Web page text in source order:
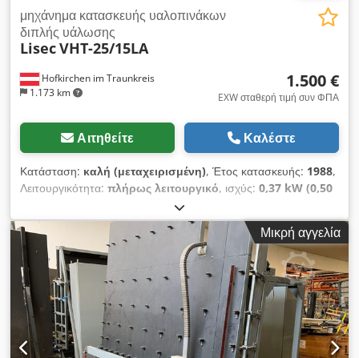
Hofkirchen im Traunkreis
1.173 km
μηχάνημα κατασκευής υαλοπινάκων
διπλής υάλωσης
LisecVHT-25/15LA
1.500 €
EXW σταθερή τιμή συν ΦΠΑ
Αιτηθείτε Καλέστε
Κατάσταση: καλή (μεταχειρισμένη), Έτος κατασκευής: 1988,
Λειτουργικότητα: πλήρως λειτουργικό, ισχύς: 0,37 kW (0,50
, Επιτραπέζιος μηχανισμός ανατροπής για οριζόντια
εκφόρτωση (π.χ., σε μια μηχανή Lisec KFL). Ο επιτραπέζιος
μηχανισμός ανατροπής μπορεί να ενσωματωθεί σε μια πρέσα
Lisec. Dcedsrvxbiopfx Agtsk
Μικρή αγγελία